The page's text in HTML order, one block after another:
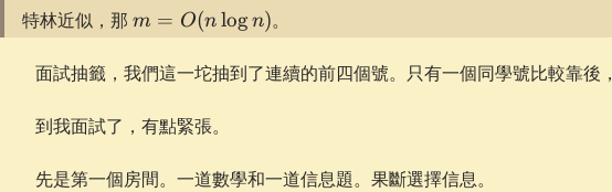
特林近似，那 m =
O(n\log
n)
m = O(n logn)。
面試抽籤，我們這一坨抽到了連續的前四個號。只有一個同學號比較靠後
到我面試了，有點緊張。
先是第一個房間。一道數學和一道信息題。果斷選擇信息。